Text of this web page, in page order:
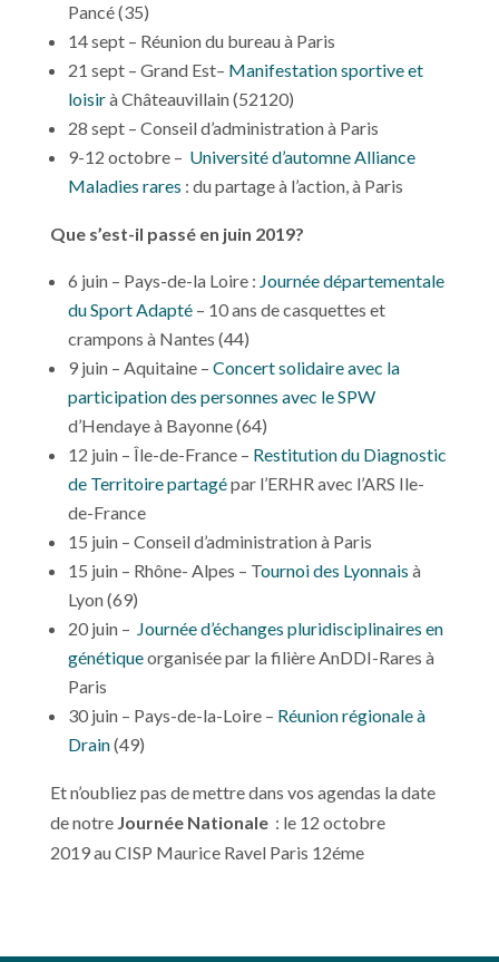
Pancé (35)
14 sept – Réunion du bureau à Paris
21 sept – Grand Est– Manifestation sportive et
loisirà Châteauvillain (52120)
28 sept – Conseil d’administration à Paris
9-12 octobre – Université d’automne Alliance
Maladies rares : du partage à l’action, à Paris
Que s’est-il passé en juin 2019?
6 juin – Pays-de-la Loire : Journée départementale
du Sport Adapté– 10 ans de casquettes et
crampons à Nantes (44)
9 juin – Aquitaine – Concert solidaire avec la
participation des personnes avec le SPW
d’Hendaye à Bayonne (64)
12 juin – Île-de-France – Restitution du Diagnostic
de Territoire partagépar l’ERHR avec l’ARS Ile-
de-France
15 juin – Conseil d’administration à Paris
15 juin – Rhône- Alpes – Tournoi des Lyonnais à
Lyon (69)
20 juin – Journée d’échanges pluridisciplinaires en
génétiqueorganisée par la filière AnDDI-Rares à
Paris
30 juin – Pays-de-la-Loire – Réunion régionale à
Drain(49)
Et n’oubliez pas de mettre dans vos agendas la date
de notre Journée Nationale: le 12 octobre
2019 au CISP Maurice Ravel Paris 12éme